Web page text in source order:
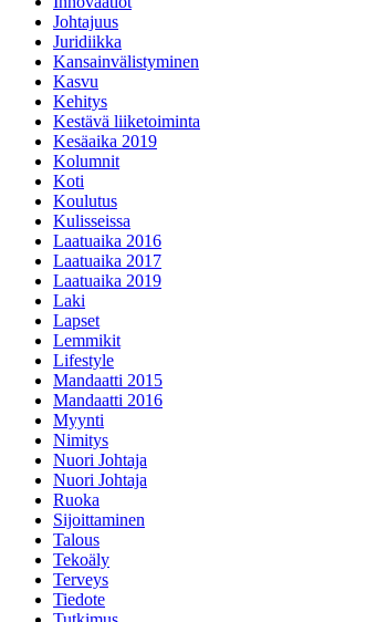
Johtajuus
Juridiikka
Kansainvälistyminen
Kasvu
Kehitys
Kestävä liiketoiminta
Kesäaika 2019
Kolumnit
Koti
Koulutus
Kulisseissa
Laatuaika 2016
Laatuaika 2017
Laatuaika 2019
Laki
Lapset
Lemmikit
Lifestyle
Mandaatti 2015
Mandaatti 2016
Myynti
Nimitys
Nuori Johtaja
Nuori Johtaja
Ruoka
Sijoittaminen
Talous
Tekoäly
Terveys
Tiedote